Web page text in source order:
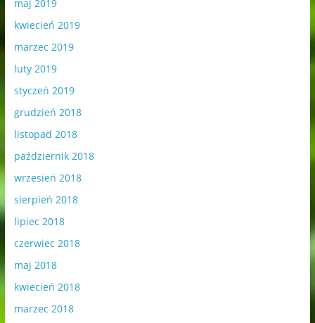
maj 2019
kwiecień 2019
marzec 2019
luty 2019
styczeń 2019
grudzień 2018
listopad 2018
październik 2018
wrzesień 2018
sierpień 2018
lipiec 2018
czerwiec 2018
maj 2018
kwiecień 2018
marzec 2018